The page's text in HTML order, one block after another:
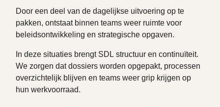
Door een deel van de dagelijkse uitvoering op te
pakken, ontstaat binnen teams weer ruimte voor
beleidsontwikkeling en strategische opgaven.
In deze situaties brengt SDL structuur en continuïteit.
We zorgen dat dossiers worden opgepakt, processen
overzichtelijk blijven en teams weer grip krijgen op
hun werkvoorraad.